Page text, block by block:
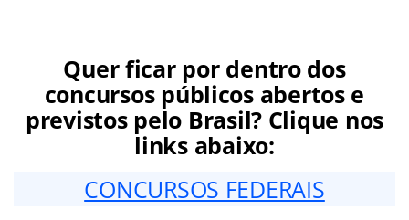
Quer ficar por dentro dos
concursos públicos abertos e
previstos pelo Brasil? Clique nos
links abaixo:
CONCURSOS FEDERAIS